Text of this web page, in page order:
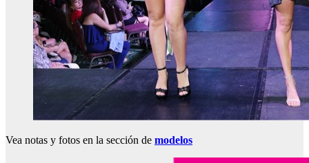
Vea notas y fotos en la sección de modelos